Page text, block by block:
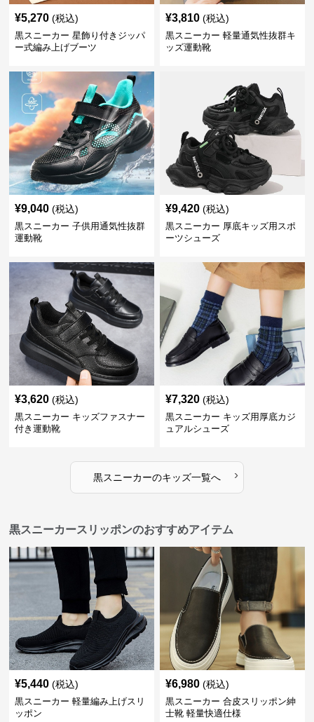
¥5,270 (税込)
黒スニーカー 星飾り付きジッパ
ー式編み上げブーツ
¥3,810 (税込)
黒スニーカー 軽量通気性抜群キ
ッズ運動靴
¥9,040 (税込)
黒スニーカー 子供用通気性抜群
運動靴
¥9,420 (税込)
黒スニーカー 厚底キッズ用スポ
ーツシューズ
¥3,620 (税込)
黒スニーカー キッズファスナー
付き運動靴
¥7,320 (税込)
黒スニーカー キッズ用厚底カジ
ュアルシューズ
黒スニーカーのキッズ一覧へ ›
黒スニーカースリッポンのおすすめアイテム
¥5,440 (税込)
黒スニーカー 軽量編み上げスリ
ッポン
¥6,980 (税込)
黒スニーカー 合皮スリッポン紳
士靴 軽量快適仕様